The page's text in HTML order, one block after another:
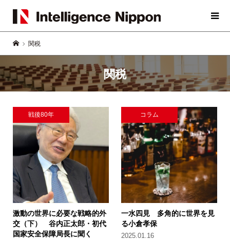
関税
関税
戦後80年
激動の世界に必要な戦略的外
交（下）
谷内正太郎・初代
国家安全保障局長に聞く
コラム
一水四見 多角的に世界を見
る小倉孝保
2025.01.16